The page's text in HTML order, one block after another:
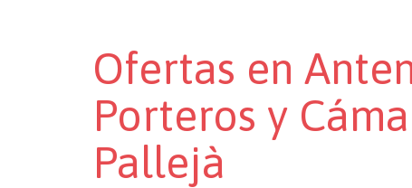
Ofertas en
Porteros y
Pallejà